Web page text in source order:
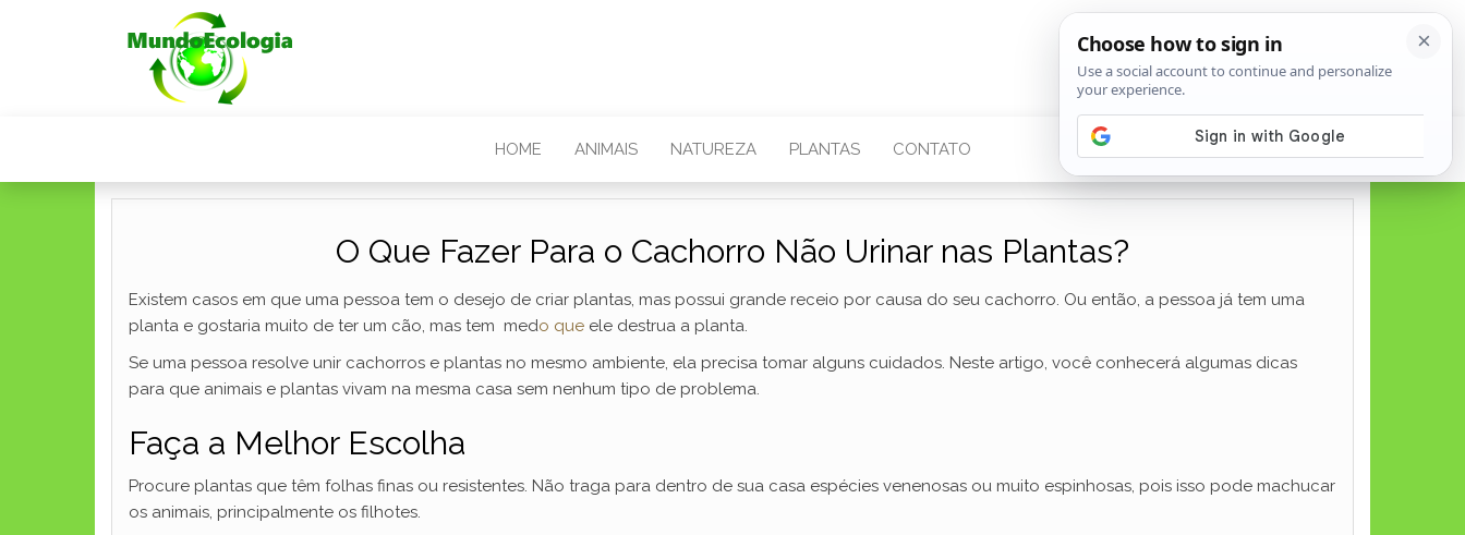
HOME ANIMAIS NATUREZA PLANTAS CONTATO
O Que Fazer Para o Cachorro Não Urinar nas Plantas?
Existem casos em que uma pessoa tem o desejo de criar plantas, mas possui grande receio por causa do seu cachorro. Ou então, a pessoa já tem uma
planta e gostaria muito de ter um cão, mas tem medo que ele destrua a planta.
Se uma pessoa resolve unir cachorros e plantas no mesmo ambiente, ela precisa tomar alguns cuidados. Neste artigo, você conhecerá algumas dicas
para que animais e plantas vivam na mesma casa sem nenhum tipo de problema.
Faça a Melhor Escolha
Procure plantas que têm folhas finas ou resistentes. Não traga para dentro de sua casa espécies venenosas ou muito espinhosas, pois isso pode machucar
os animais, principalmente os filhotes.